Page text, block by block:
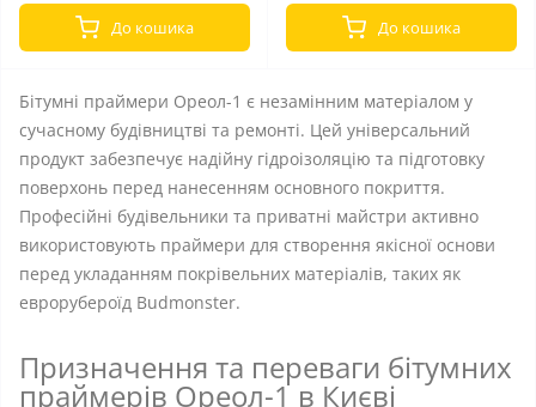
До кошика До кошика
Бітумні праймери Ореол-1 є незамінним матеріалом у
сучасному будівництві та ремонті. Цей універсальний
продукт забезпечує надійну гідроізоляцію та підготовку
поверхонь перед нанесенням основного покриття.
Професійні будівельники та приватні майстри активно
використовують праймери для створення якісної основи
перед укладанням покрівельних матеріалів, таких як
еврорубероїд Budmonster.
Призначення та переваги бітумних
праймерів Ореол-1 в Києві